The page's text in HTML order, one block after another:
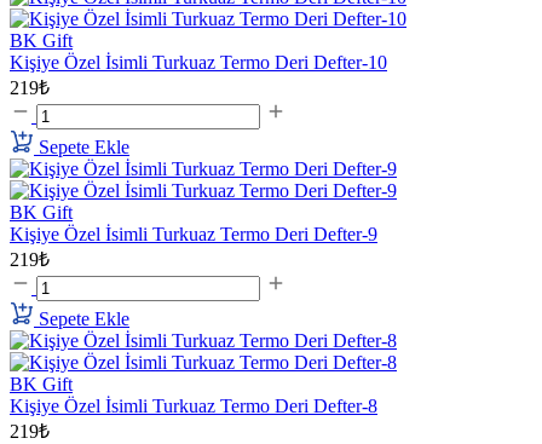
BK Gift
Kişiye Özel İsimli Turkuaz Termo Deri Defter-10
219₺
Sepete Ekle
BK Gift
Kişiye Özel İsimli Turkuaz Termo Deri Defter-9
219₺
Sepete Ekle
BK Gift
Kişiye Özel İsimli Turkuaz Termo Deri Defter-8
219₺